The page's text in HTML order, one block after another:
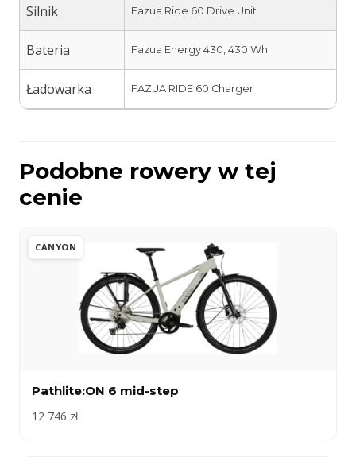
Silnik Fazua Ride 60 Drive Unit
Bateria Fazua Energy 430, 430 Wh
Ładowarka FAZUA RIDE 60 Charger
Podobne rowery w tej
cenie
CANYON
Pathlite:ON 6 mid-step
12 746 zł